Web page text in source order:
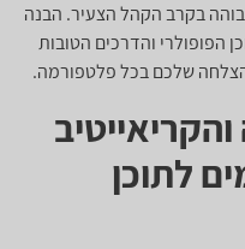
בקרב הקהל הצעיר. הבנה
הפופולרי והדרכים הטובות
שלכם בכל פלטפורמה.
לתוכן